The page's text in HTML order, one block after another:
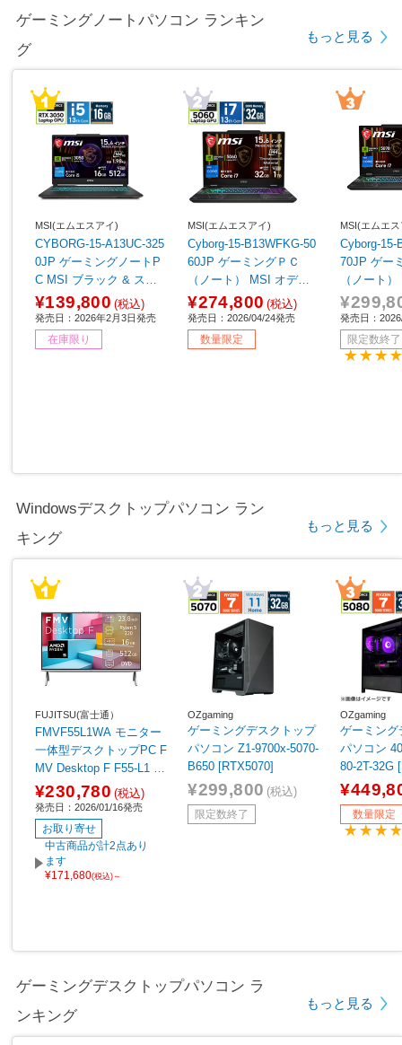
ゲーミングノートパソコン ランキン
グ
もっと見る
MSI(エムエスアイ)
CYBORG-15-A13UC-325
0JP ゲーミングノートP
C MSI ブラック & スケ
ルトン ［15.6型 /Window
s11 Home /intel Core i5 /
メモリ：16GB /SSD：51
2GB /日本語版キーボー
¥139,800 (税込)
発売日：2026年2月3日発売
在庫限り
MSI(エムエスアイ)
Cyborg-15-B13WFKG-50
60JP ゲーミングＰＣ
（ノート） MSI オデッ
セイグレイ & スケルトン
［15.6型 /Windows11 Ho
me /intel Core i7 /メモ
リ：32GB /SSD：1TB /
¥274,800 (税込)
発売日：2026/04/24発売
数量限定
MSI(エムエ
Cyborg-15-
70JP ゲー
（ノート） オデッセイグ
レイ & ス
6型 /
ntel Core
GB /SSD
発売日：
限定数終了
Windowsデスクトップパソコン ラン
キング
もっと見る
FUJITSU(富士通）
FMVF55L1WA モニター
一体型デスクトップPC F
MV Desktop F F55-L1 ホ
ワイト ［23.8型 /Window
s11 Home /AMD Ryzen5
/メモリ：16GB /SSD：5
12GB /Microsoft 365 Per
sonal /2026年1月モデ
ル］
¥230,780 (税込)
発売日：2026/01/16発売
お取り寄せ
中古商品が計2点あり
ます
¥171,680(税込)～
OZgaming
ゲーミングデスクトップ
パソコン Z1-9700x-5070-
B650 [RTX5070]
¥299,800 (税込)
限定数終了
OZgaming
ゲーミン
パソコン
80-2T-32G
【sof001】
数量限定
ゲーミングデスクトップパソコン ラ
ンキング
もっと見る